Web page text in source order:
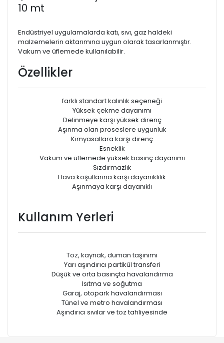
10 mt
Endüstriyel uygulamalarda katı, sıvı, gaz haldeki
malzemelerin aktarımına uygun olarak tasarlanmıştır.
Vakum ve üflemede kullanılabilir.
Özellikler
farklı standart kalınlık seçeneği
Yüksek çekme dayanımı
Delinmeye karşı yüksek direnç
Aşınma olan proseslere uygunluk
Kimyasallara karşı direnç
Esneklik
Vakum ve üfIemede yüksek basınç dayanımı
Sızdırmazlık
Hava koşullarına karşı dayanıklılık
Aşınmaya karşı dayanıklı
Kullanım Yerleri
Toz, kaynak, duman taşınımı
Yarı aşındırıcı partikül transferi
Düşük ve orta basınçta havalandırma
Isıtma ve soğutma
Garaj, otopark havalandırması
Tünel ve metro havalandırması
Aşındırıcı sıvılar ve toz tahliyesinde